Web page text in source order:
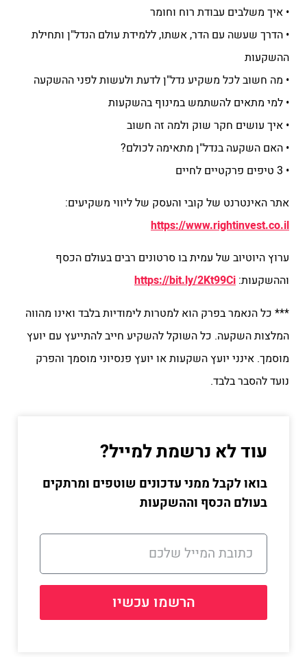
• איך משלבים עבודת רוח וחומר
• הדרך שעשה עם הדר, אשתו, ללמידת עולם הנדל"ן ותחילת
ההשקעות
• מה חשוב לכל משקיע נדל"ן לדעת ולעשות לפני ההשקעה
• למי מתאים להשתמש במינוף בהשקעות
• איך עושים חקר שוק ולמה זה חשוב
• האם השקעה בנדל"ן מתאימה לכולם?
• 3 טיפים פרקטיים לחיים
אתר האינטרנט של קובי והעסק של ליווי משקיעים:
https://www.rightinvest.co.il
ערוץ היוטיוב של עמית בו סרטונים רבים בעולם הכסף
וההשקעות: https://bit.ly/2Kt99Ci
*** כל הנאמר בפרק הוא למטרות לימודיות בלבד ואינו מהווה
המלצות השקעה. כל השוקל להשקיע חייב להתייעץ עם יועץ
מוסמך. אינני יועץ השקעות או יועץ פנסיוני מוסמך והפרק
נועד להסבר בלבד.
עוד לא נרשמת למייל?
בואו לקבל ממני עדכונים שוטפים ומרתקים
בעולם הכסף וההשקעות
הרשמו עכשיו